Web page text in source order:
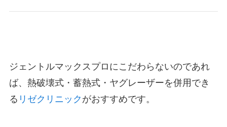
ジェントルマックスプロにこだわらないのであれ
ば、熱破壊式・蓄熱式・ヤグレーザーを併用でき
る リゼクリニック がおすすめです。